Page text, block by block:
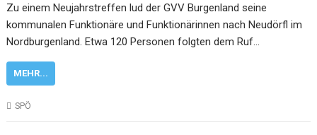
Zu einem Neujahrstreffen lud der GVV Burgenland seine
kommunalen Funktionäre und Funktionärinnen nach Neudörfl im
Nordburgenland. Etwa 120 Personen folgten dem Ruf…
MEHR...
SPÖ